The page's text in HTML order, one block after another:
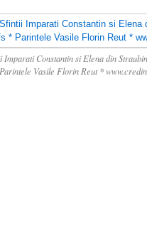
Constantin si Elena din
Vasile Florin Reut *